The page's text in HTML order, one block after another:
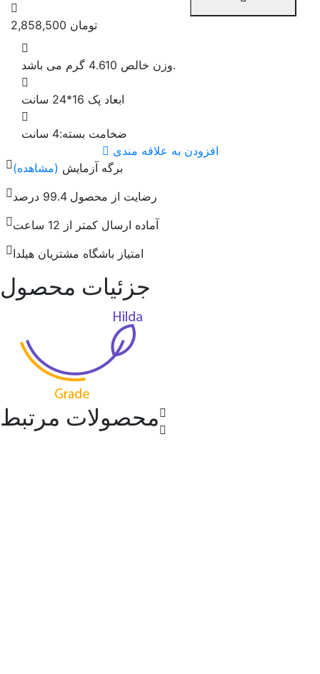
2,858,500 تومان
وزن خالص 4.610 گرم می باشد.
ابعاد پک 16*24 سانت
ضخامت بسته:4 سانت
افزودن به علاقه مندی
برگه آزمایش (مشاهده)
رضایت از محصول 99.4 درصد
آماده ارسال کمتر از 12 ساعت
امتیاز باشگاه مشتریان هیلدا
جزئیات محصول
محصولات مرتبط